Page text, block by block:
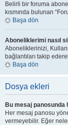
Belirli bir foruma
kısmında bulunan
Başa dön
Aboneliklerimi nasıl
Aboneliklerinizi,
bağlantıları takip
Başa dön
Dosya ekleri
Bu mesaj
Her mesaj panosu
vermeyebilir. Eğer